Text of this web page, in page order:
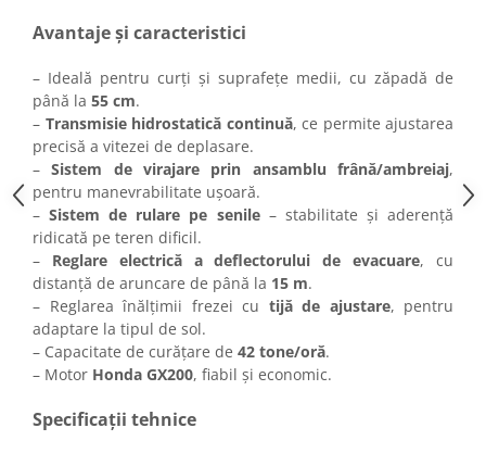
Avantaje și caracteristici
– Ideală pentru curți și suprafețe medii, cu zăpadă de
până la 55 cm.
– Transmisie hidrostatică continuă, ce permite ajustarea
precisă a vitezei de deplasare.
–Sistem de virajare prin ansamblu frână/ambreiaj,
pentru manevrabilitate ușoară.
–Sistem de rulare pe senile– stabilitate și aderență
ridicată pe teren dificil.
– Reglare electrică a deflectorului de evacuare, cu
distanță de aruncare de până la 15 m.
– Reglarea înălțimii frezei cu tijă de ajustare, pentru
adaptare la tipul de sol.
– Capacitate de curățare de 42 tone/oră.
– Motor Honda GX200, fiabil și economic.
Specificații tehnice